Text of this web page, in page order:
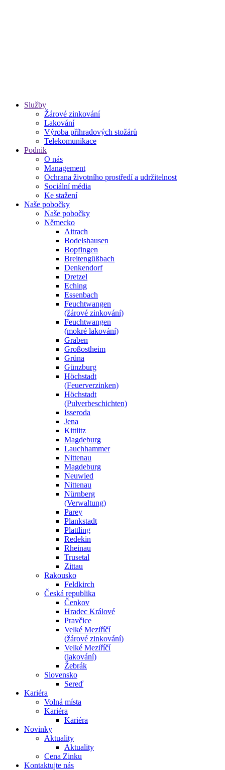
Služby
Žárové zinkování
Lakování
Výroba příhradových stožárů
Telekomunikace
Podnik
O nás
Management
Ochrana životního prostředí a udržitelnost
Sociální média
Ke stažení
Naše pobočky
Naše pobočky
Německo
Aitrach
Bodelshausen
Bopfingen
Breitengüßbach
Denkendorf
Dretzel
Eching
Essenbach
Feuchtwangen
(žárové zinkování)
Feuchtwangen
(mokré lakování)
Graben
Großostheim
Grüna
Günzburg
Höchstadt
(Feuerverzinken)
Höchstadt
(Pulverbeschichten)
Isseroda
Jena
Kittlitz
Magdeburg
Lauchhammer
Nittenau
Magdeburg
Neuwied
Nittenau
Nürnberg
(Verwaltung)
Parey
Plankstadt
Plattling
Redekin
Rheinau
Trusetal
Zittau
Rakousko
Feldkirch
Česká republika
Čenkov
Hradec Králové
Pravčice
Velké Meziříčí
(žárové zinkování)
Velké Meziříčí
(lakování)
Žebrák
Slovensko
Sereď
Kariéra
Volná místa
Kariéra
Kariéra
Novinky
Aktuality
Aktuality
Cena Zinku
Kontaktujte nás